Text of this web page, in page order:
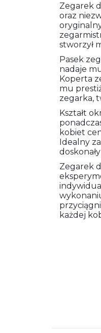
Zegarek
oraz
stworzył
Pasek
nadaje
Koperta
mu
zegarka,
Kształt
kobiet
Idealny
Zegarek
każdej